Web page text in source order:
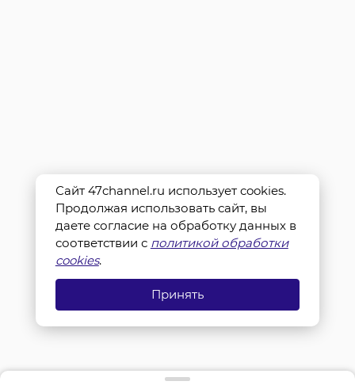
Сайт 47channel.ru использует cookies.
Продолжая использовать сайт, вы
даете согласие на обработку данных в
соответствии с политикой обработки
cookies.
Принять